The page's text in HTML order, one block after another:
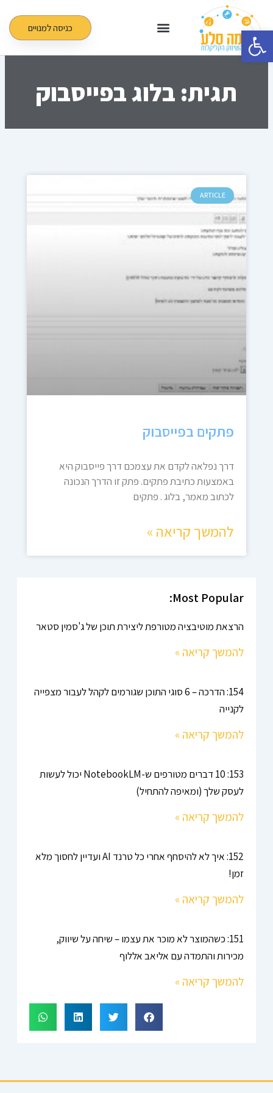
פתח סרגל נגישות
לתוכן
כניסה למנויים
תגית: בלוג בפייסבוק
ARTICLE
פתקים בפייסבוק
דרך נפלאה לקדם את עצמכם דרך פייסבוק היא
באמצעות כתיבת פתקים. פתק זו הדרך הנכונה
לכתוב מאמר, בלוג . פתקים
להמשך קריאה »
Most Popular:
הרצאת מוטיבציה מטורפת ליצירת תוכן של ג'סמין סטאר
להמשך קריאה »
154: הדרכה – 6 סוגי התוכן שגורמים לקהל לעבור מצפייה
לקנייה
להמשך קריאה »
153: 10 דברים מטורפים ש-NotebookLM יכול לעשות
לעסק שלך (ומאיפה להתחיל)
להמשך קריאה »
152: איך לא להיסחף אחרי כל טרנד AI ועדיין לחסוך מלא
זמן!
להמשך קריאה »
151: כשהמוצר לא מוכר את עצמו – שיחה על שיווק,
מכירות והתמדה עם אליאב אללוף
להמשך קריאה »